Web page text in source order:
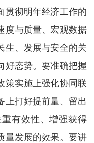
贯彻明年经济工作的
度与质量、宏观数据
生、发展与安全的关
好态势。要准确把握
策实施上强化协同联
上打好提前量、留出
有效性、增强获得
量发展的效果。要讲